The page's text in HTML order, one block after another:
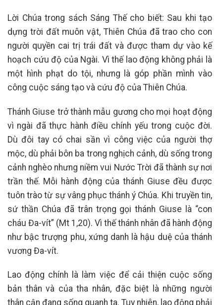
Lời Chúa trong sách Sáng Thế cho biết: Sau khi tạo
dựng trời đất muôn vật, Thiên Chúa đã trao cho con
người quyền cai trị trái đất và được tham dự vào kế
hoạch cứu độ của Ngài. Vì thế lao động không phải là
một hình phạt do tội, nhưng là góp phần mình vào
công cuộc sáng tạo và cứu độ của Thiên Chúa.
Thánh Giuse trở thành mẫu gương cho mọi hoạt động
vì ngài đã thực hành điều chính yếu trong cuộc đời.
Dù đôi tay có chai sần vì công việc của người thợ
mộc, dù phải bôn ba trong nghịch cảnh, dù sống trong
cảnh nghèo nhưng niềm vui Nước Trời đã thành sự nơi
trần thế. Mỗi hành động của thánh Giuse đều được
tuôn trào từ sự vâng phục thánh ý Chúa. Khi truyền tin,
sứ thần Chúa đã trân trọng gọi thánh Giuse là “con
cháu Đa-vít” (Mt 1,20). Vì thế thánh nhân đã hành động
như bậc trượng phu, xứng danh là hậu duệ của thánh
vương Đa-vít.
Lao động chính là làm việc để cải thiện cuộc sống
bản thân và của tha nhân, đặc biệt là những người
thân cận đang sống quanh ta. Tuy nhiên, lao động phải